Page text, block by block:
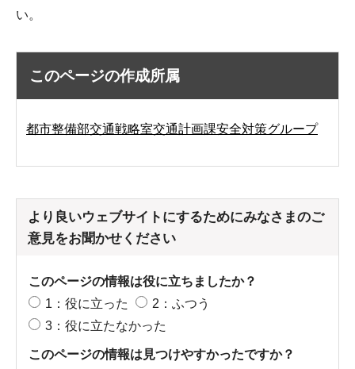
い。
このページの作成所属
都市整備部交通戦略室交通計画課安全対策グループ
より良いウェブサイトにするためにみなさまのご
意見をお聞かせください
このページの情報は役に立ちましたか？
1：役に立った
2：ふつう
3：役に立たなかった
このページの情報は見つけやすかったですか？